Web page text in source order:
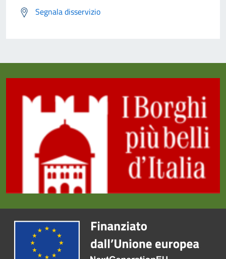
Segnala disservizio